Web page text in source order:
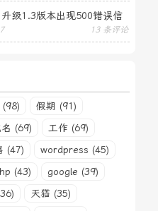
级1.3版本出现500错误信
13 条评论
(98)
假期 (91)
(69)
工作 (69)
(47)
wordpress (45)
(43)
google (39)
天猫 (35)